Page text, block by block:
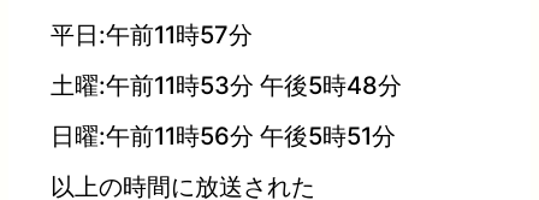
平日:午前11時57分
土曜:午前11時53分 午後5時48分
日曜:午前11時56分 午後5時51分
以上の時間に放送された